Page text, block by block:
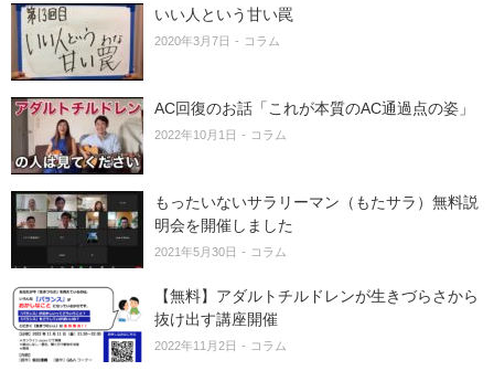
いい人という甘い罠
2020年3月7日 コラム
AC回復のお話「これが本質のAC通過点の姿」
2022年10月1日 コラム
もったいないサラリーマン（もたサラ）無料説
明会を開催しました
2021年5月30日 コラム
【無料】アダルトチルドレンが生きづらさから
抜け出す講座開催
2022年11月2日 コラム